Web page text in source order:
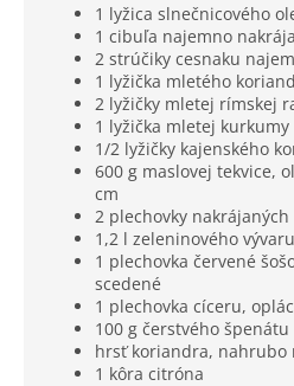
1 lyžica slnečnicového
1 cibuľa najemno
2 strúčiky cesnaku
1 lyžička mletého
2 lyžičky mletej rímskej
1 lyžička mletej kurkumy
1/2 lyžičky kajenského
600 g maslovej tekvice,
cm
2 plechovky
1,2 l zeleninového vývaru
1 plechovka červené
scedené
1 plechovka cíceru,
100 g čerstvého špenátu
hrsť koriandra, nahrubo
1 kôra citróna